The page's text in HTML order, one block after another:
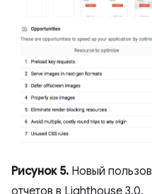
Рисунок 5. Новый